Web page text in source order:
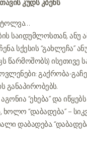
კუდს კბენს
. .
საიდუმლოსთან, ანუ
სქესის “გახლეჩა”
წარმოშობს) ისეთივე
გაქრობა-
“ეხება” და
“დაბადება” –
დაბადება.